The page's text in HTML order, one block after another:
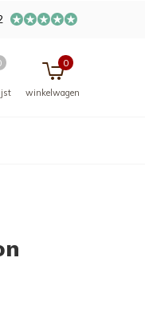
winkelwagen
0